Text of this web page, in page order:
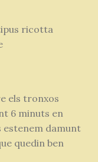
ricotta
els tronxos
6 minuts en
estenem damunt
quedin ben